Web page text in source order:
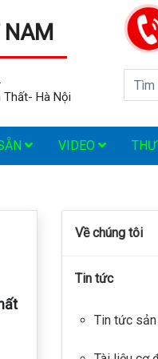
NAM
Hà Nội
VIDEO
Về chúng tôi
Tin tức
Tin tức